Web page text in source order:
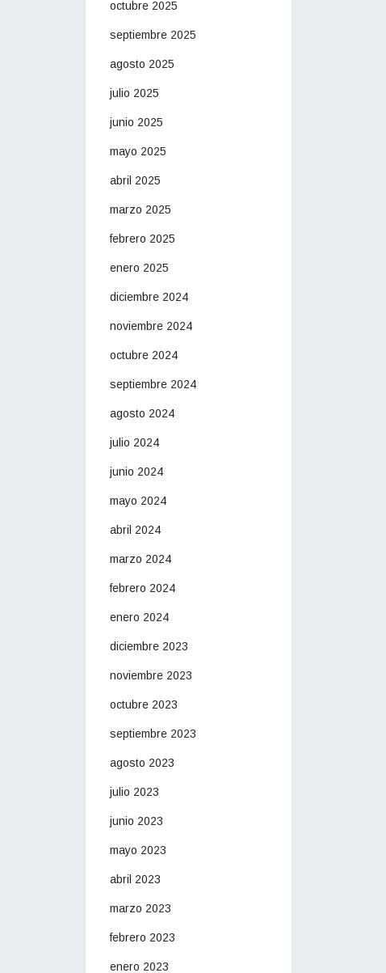
octubre 2025
septiembre 2025
agosto 2025
julio 2025
junio 2025
mayo 2025
abril 2025
marzo 2025
febrero 2025
enero 2025
diciembre 2024
noviembre 2024
octubre 2024
septiembre 2024
agosto 2024
julio 2024
junio 2024
mayo 2024
abril 2024
marzo 2024
febrero 2024
enero 2024
diciembre 2023
noviembre 2023
octubre 2023
septiembre 2023
agosto 2023
julio 2023
junio 2023
mayo 2023
abril 2023
marzo 2023
febrero 2023
enero 2023